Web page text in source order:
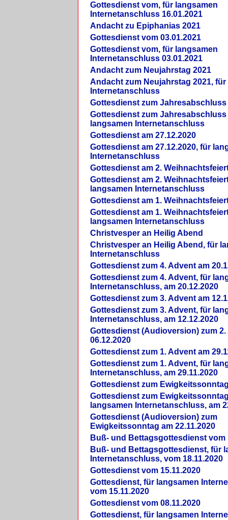
Gottesdienst vom, für langsamen
Internetanschluss 16.01.2021
Andacht zu Epiphanias 2021
Gottesdienst vom 03.01.2021
Gottesdienst vom, für langsamen
Internetanschluss 03.01.2021
Andacht zum Neujahrstag 2021
Andacht zum Neujahrstag 2021,
Internetanschluss
Gottesdienst zum Jahresabschluss
Gottesdienst zum Jahresabschluss
langsamen Internetanschluss
Gottesdienst am 27.12.2020
Gottesdienst am 27.12.2020, für
Internetanschluss
Gottesdienst am 2.
Gottesdienst am 2.
langsamen Internetanschluss
Gottesdienst am 1.
Gottesdienst am 1.
langsamen Internetanschluss
Christvesper an Heilig Abend
Christvesper an Heilig Abend, für
Internetanschluss
Gottesdienst zum 4. Advent am
Gottesdienst zum 4. Advent, für
Internetanschluss, am 20.12.2020
Gottesdienst zum 3. Advent am
Gottesdienst zum 3. Advent, für
Internetanschluss, am 12.12.2020
Gottesdienst (Audioversion) zum 2.
06.12.2020
Gottesdienst zum 1. Advent am
Gottesdienst zum 1. Advent, für
Internetanschluss, am 29.11.2020
Gottesdienst zum
Gottesdienst zum
langsamen Internetanschluss, am
Gottesdienst (Audioversion) zum
Ewigkeitssonntag am 22.11.2020
Buß- und Bettagsgottesdienst vom
Buß- und Bettagsgottesdienst, für
Internetanschluss, vom 18.11.2020
Gottesdienst vom 15.11.2020
Gottesdienst, für langsamen
vom 15.11.2020
Gottesdienst vom 08.11.2020
Gottesdienst, für langsamen